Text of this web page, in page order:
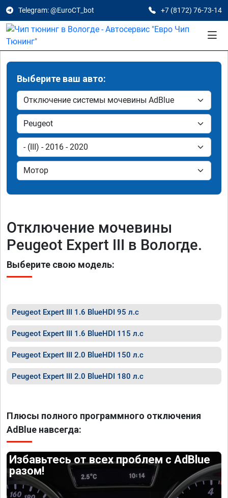
Telegram: @EuroCT_bot +7 (8172) 76-73-14
Выберите ваш авто:
Отключение мочевины
Peugeot Expert III в Вологде.
Выберите свою модель:
Peugeot Expert III 1.6 BlueHDI 95 л.с
Peugeot Expert III 1.6 BlueHDI 115 л.с
Peugeot Expert III 2.0 BlueHDI 150 л.с
Peugeot Expert III 2.0 BlueHDI 180 л.с
Плюсы полного программного отключения
AdBlue навсегда:
Избавьтесь от всех проблем с AdBlue
разом!